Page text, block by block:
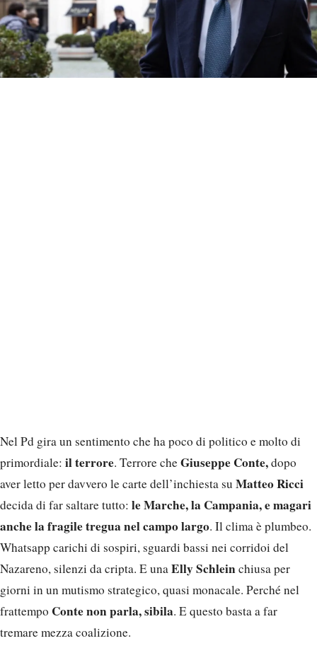
Nel Pd gira un sentimento che ha poco di politico e molto di
primordiale: il terrore. Terrore cheGiuseppe Conte,dopo
aver letto per davvero le carte dell’inchiesta su Matteo Ricci
decida di far saltare tutto: le Marche, la Campania, e magari
anche la fragile tregua nel campo largo. Il clima è plumbeo.
Whatsapp carichi di sospiri, sguardi bassi nei corridoi del
Nazareno, silenzi da cripta. E unaElly Schleinchiusa per
giorni in un mutismo strategico, quasi monacale. Perché nel
frattempo Conte non parla, sibila. E questo basta a far
tremare mezza coalizione.